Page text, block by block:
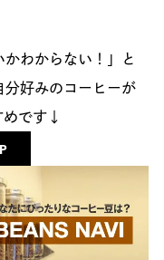
かわからない！」と
好みのコーヒーが
めです↓